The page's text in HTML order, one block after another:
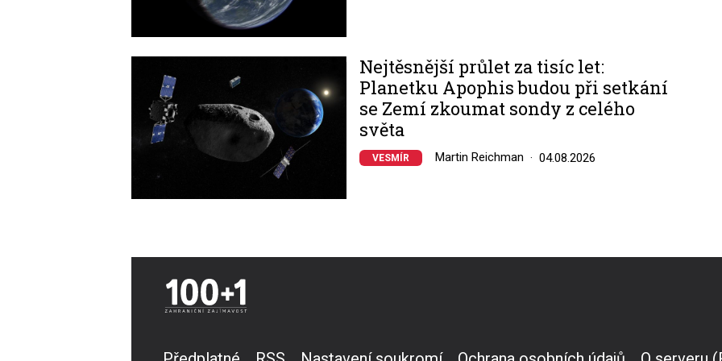
Nejtěsnější průlet za tisíc let:
Planetku Apophis budou při setkání
se Zemí zkoumat sondy z celého
světa
VESMÍR Martin Reichman 04.08.2026